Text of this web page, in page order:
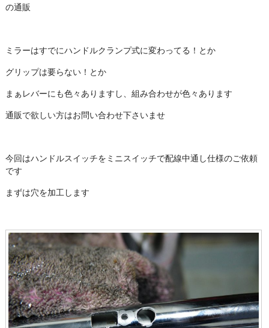
の通販
ミラーはすでにハンドルクランプ式に変わってる！とか
グリップは要らない！とか
まぁレバーにも色々ありますし、組み合わせが色々あります
通販で欲しい方はお問い合わせ下さいませ
今回はハンドルスイッチをミニスイッチで配線中通し仕様のご依頼
です
まずは穴を加工します